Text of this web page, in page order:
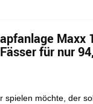
Maxx
für nur
möchte, der